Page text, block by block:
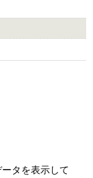
タを表示して